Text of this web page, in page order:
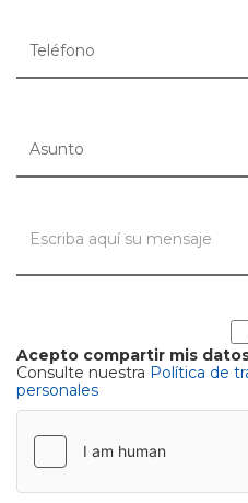
Acepto compartir mis
Consulte nuestra Política de
personales